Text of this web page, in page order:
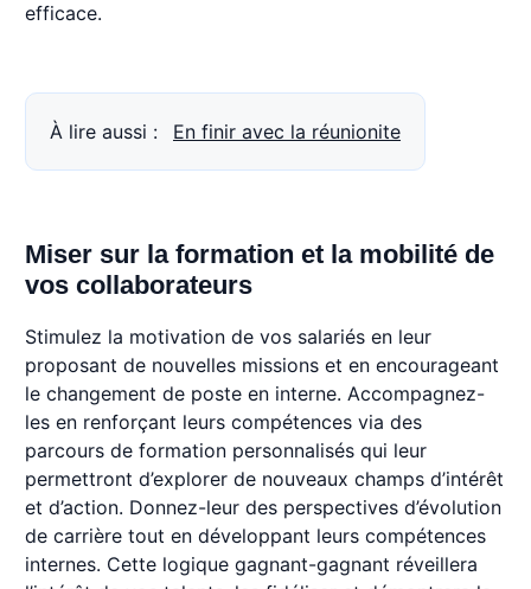
efficace.
À lire aussi : En finir avec la réunionite
Miser sur la formation et la mobilité de
vos collaborateurs
Stimulez la motivation de vos salariés en leur
proposant de nouvelles missions et en encourageant
le changement de poste en interne. Accompagnez-
les en renforçant leurs compétences via des
parcours de formation personnalisés qui leur
permettront d’explorer de nouveaux champs d’intérêt
et d’action. Donnez-leur des perspectives d’évolution
de carrière tout en développant leurs compétences
internes. Cette logique gagnant-gagnant réveillera